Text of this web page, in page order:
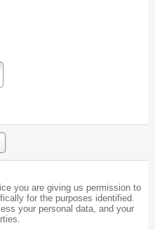
you are giving us permission to
for the purposes identified.
your personal data, and your